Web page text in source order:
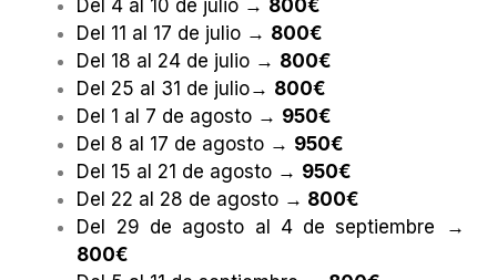
Del 4 al 10 de julio → 800€
Del 11 al 17 de julio → 800€
Del 18 al 24 de julio → 800€
Del 25 al 31 de julio→ 800€
Del 1 al 7 de agosto → 950€
Del 8 al 17 de agosto → 950€
Del 15 al 21 de agosto → 950€
Del 22 al 28 de agosto → 800€
Del 29 de agosto al 4 de septiembre →
800€